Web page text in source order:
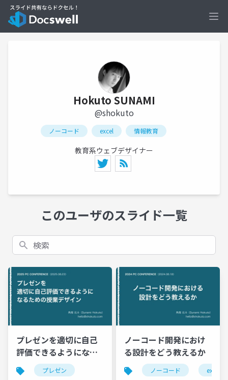
Hokuto SUNAMI
@shokuto
ノーコード excel 情報教育
教育系ウェブデザイナー
このユーザのスライド一覧
検索
プレゼンを適切に自己
評価できるようになる
ための授業デザイン
プレゼン
ノーコード開発におけ
る設計をどう教えるか
ノーコード excel